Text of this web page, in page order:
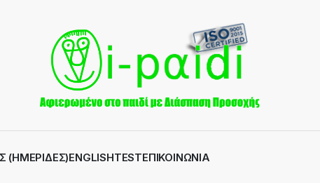
(ΗΜΕΡΊΔΕΣ)ENGLISHTESTΕΠΙΚΟΙΝΩΝΊΑ